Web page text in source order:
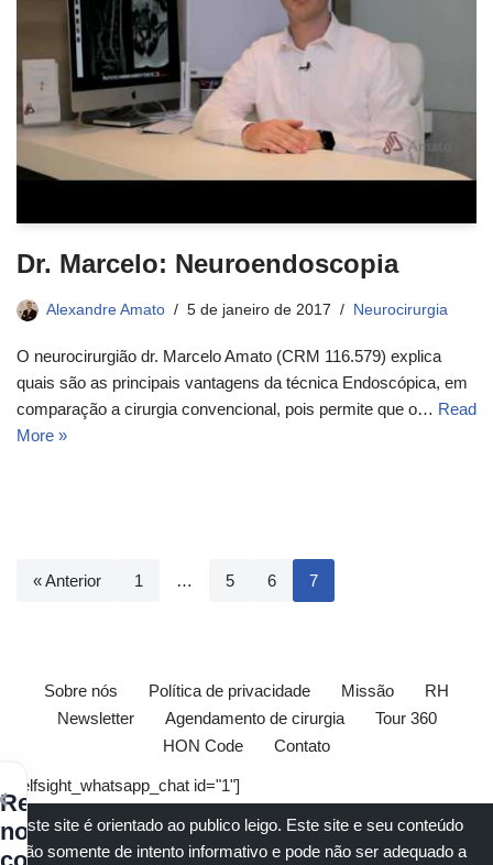
Dr. Marcelo: Neuroendoscopia
Alexandre Amato 5 de janeiro de 2017 Neurocirurgia
O neurocirurgião dr. Marcelo Amato (CRM 116.579) explica
quais são as principais vantagens da técnica Endoscópica, em
comparação a cirurgia convencional, pois permite que o… Read
More »
« Anterior 1 … 5 6 7
Sobre nós Política de privacidade Missão
RH
Newsletter
Agendamento de cirurgia
Tour 360
HON Code
Contato
[elfsight_whatsapp_chat id="1"]
Este site é orientado ao publico leigo. Este site e seu conteúdo
são somente de intento informativo e pode não ser adequado a
Receba
nossos
conteúdos